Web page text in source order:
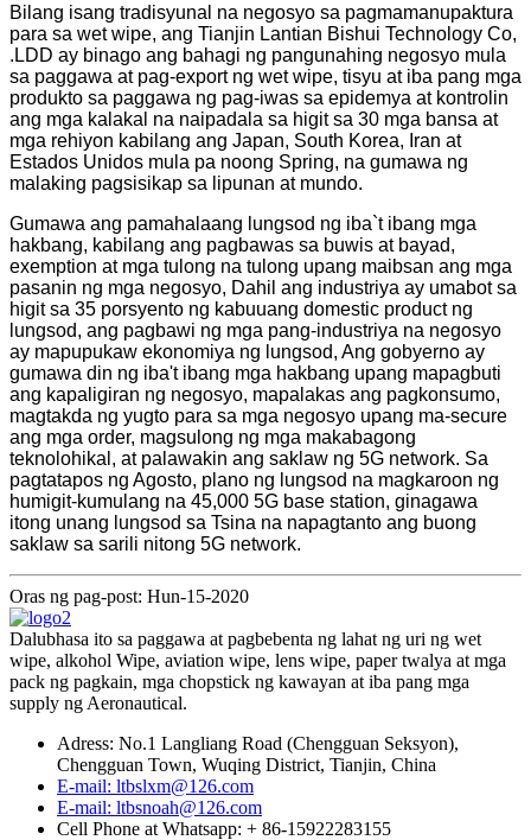
Bilang isang tradisyunal na negosyo sa pagmamanupaktura
para sa wet wipe, ang Tianjin Lantian Bishui Technology Co,
.LDD ay binago ang bahagi ng pangunahing negosyo mula
sa paggawa at pag-export ng wet wipe, tisyu at iba pang mga
produkto sa paggawa ng pag-iwas sa epidemya at kontrolin
ang mga kalakal na naipadala sa higit sa 30 mga bansa at
mga rehiyon kabilang ang Japan, South Korea, Iran at
Estados Unidos mula pa noong Spring, na gumawa ng
malaking pagsisikap sa lipunan at mundo.
Gumawa ang pamahalaang lungsod ng iba`t ibang mga
hakbang, kabilang ang pagbawas sa buwis at bayad,
exemption at mga tulong na tulong upang maibsan ang mga
pasanin ng mga negosyo, Dahil ang industriya ay umabot sa
higit sa 35 porsyento ng kabuuang domestic product ng
lungsod, ang pagbawi ng mga pang-industriya na negosyo
ay mapupukaw ekonomiya ng lungsod, Ang gobyerno ay
gumawa din ng iba't ibang mga hakbang upang mapagbuti
ang kapaligiran ng negosyo, mapalakas ang pagkonsumo,
magtakda ng yugto para sa mga negosyo upang ma-secure
ang mga order, magsulong ng mga makabagong
teknolohikal, at palawakin ang saklaw ng 5G network. Sa
pagtatapos ng Agosto, plano ng lungsod na magkaroon ng
humigit-kumulang na 45,000 5G base station, ginagawa
itong unang lungsod sa Tsina na napagtanto ang buong
saklaw sa sarili nitong 5G network.
Oras ng pag-post: Hun-15-2020
Dalubhasa ito sa paggawa at pagbebenta ng lahat ng uri ng wet
wipe, alkohol Wipe, aviation wipe, lens wipe, paper twalya at mga
pack ng pagkain, mga chopstick ng kawayan at iba pang mga
supply ng Aeronautical.
Adress: No.1 Langliang Road (Chengguan Seksyon),
Chengguan Town, Wuqing District, Tianjin, China
E-mail: ltbslxm@126.com
E-mail: ltbsnoah@126.com
Cell Phone at Whatsapp: + 86-15922283155